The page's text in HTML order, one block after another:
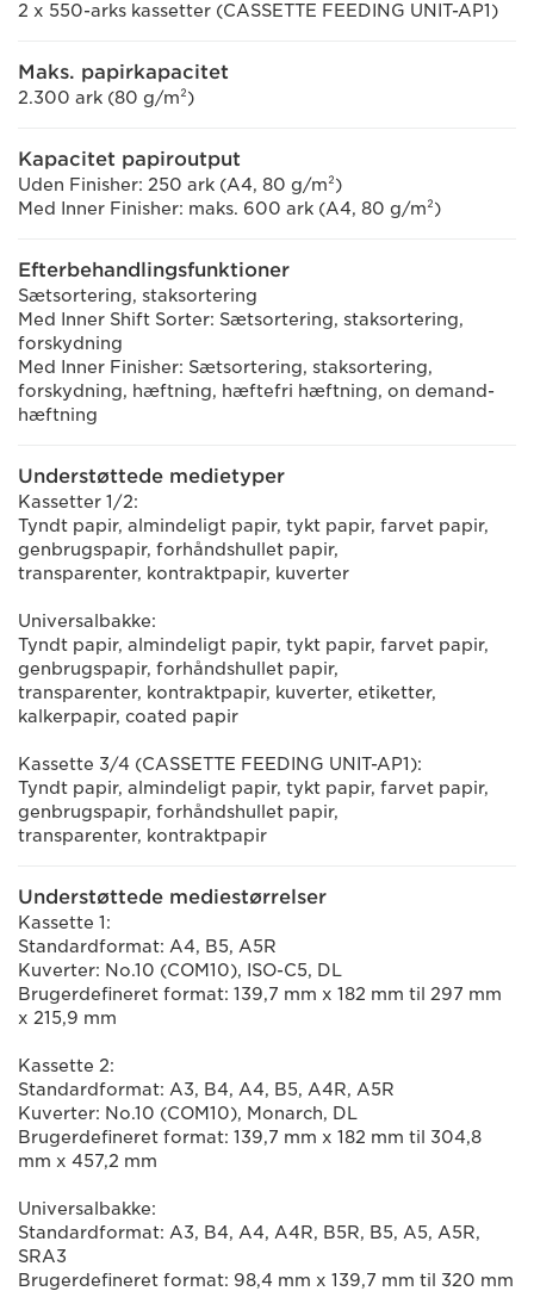
2 x 550-arks kassetter (CASSETTE FEEDING UNIT-AP1)
Maks. papirkapacitet
2.300 ark (80 g/m²)
Kapacitet papiroutput
Uden Finisher: 250 ark (A4, 80 g/m²)
Med Inner Finisher: maks. 600 ark (A4, 80 g/m²)
Efterbehandlingsfunktioner
Sætsortering, staksortering
Med Inner Shift Sorter: Sætsortering, staksortering,
forskydning
Med Inner Finisher: Sætsortering, staksortering,
forskydning, hæftning, hæftefri hæftning, on demand-
hæftning
Understøttede medietyper
Kassetter 1/2:
Tyndt papir, almindeligt papir, tykt papir, farvet papir,
genbrugspapir, forhåndshullet papir,
transparenter, kontraktpapir, kuverter
Universalbakke:
Tyndt papir, almindeligt papir, tykt papir, farvet papir,
genbrugspapir, forhåndshullet papir,
transparenter, kontraktpapir, kuverter, etiketter,
kalkerpapir, coated papir
Kassette 3/4 (CASSETTE FEEDING UNIT-AP1):
Tyndt papir, almindeligt papir, tykt papir, farvet papir,
genbrugspapir, forhåndshullet papir,
transparenter, kontraktpapir
Understøttede mediestørrelser
Kassette 1:
Standardformat: A4, B5, A5R
Kuverter: No.10 (COM10), ISO-C5, DL
Brugerdefineret format: 139,7 mm x 182 mm til 297 mm
x 215,9 mm
Kassette 2:
Standardformat: A3, B4, A4, B5, A4R, A5R
Kuverter: No.10 (COM10), Monarch, DL
Brugerdefineret format: 139,7 mm x 182 mm til 304,8
mm x 457,2 mm
Universalbakke:
Standardformat: A3, B4, A4, A4R, B5R, B5, A5, A5R,
SRA3
Brugerdefineret format: 98,4 mm x 139,7 mm til 320 mm